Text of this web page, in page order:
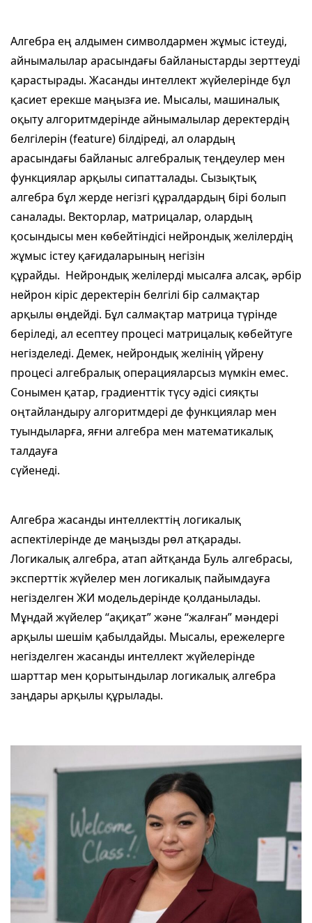
Алгебра ең алдымен символдармен жұмыс істеуді,
айнымалылар арасындағы байланыстарды зерттеуді
қарастырады. Жасанды интеллект жүйелерінде бұл
қасиет ерекше маңызға ие. Мысалы, машиналық
оқыту алгоритмдерінде айнымалылар деректердің
белгілерін (feature) білдіреді, ал олардың
арасындағы байланыс алгебралық теңдеулер мен
функциялар арқылы сипатталады. Сызықтық
алгебра бұл жерде негізгі құралдардың бірі болып
саналады. Векторлар, матрицалар, олардың
қосындысы мен көбейтіндісі нейрондық желілердің
жұмыс істеу қағидаларының негізін
құрайды. Нейрондық желілерді мысалға алсақ, әрбір
нейрон кіріс деректерін белгілі бір салмақтар
арқылы өңдейді. Бұл салмақтар матрица түрінде
беріледі, ал есептеу процесі матрицалық көбейтуге
негізделеді. Демек, нейрондық желінің үйрену
процесі алгебралық операцияларсыз мүмкін емес.
Сонымен қатар, градиенттік түсу әдісі сияқты
оңтайландыру алгоритмдері де функциялар мен
туындыларға, яғни алгебра мен математикалық
талдауға
сүйенеді.
Алгебра жасанды интеллекттің логикалық
аспектілерінде де маңызды рөл атқарады.
Логикалық алгебра, атап айтқанда Буль алгебрасы,
эксперттік жүйелер мен логикалық пайымдауға
негізделген ЖИ модельдерінде қолданылады.
Мұндай жүйелер “ақиқат” және “жалған” мәндері
арқылы шешім қабылдайды. Мысалы, ережелерге
негізделген жасанды интеллект жүйелерінде
шарттар мен қорытындылар логикалық алгебра
заңдары арқылы құрылады.